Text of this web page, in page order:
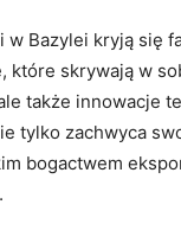
w Bazylei kryją się
które skrywają w‍
także ⁣innowacje
⁤tylko zachwyca
bogactwem